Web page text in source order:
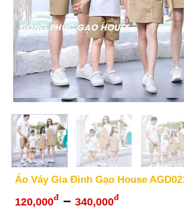
Áo Váy Gia Đình Gạo House
120,000đ – 340,000đKhoảng